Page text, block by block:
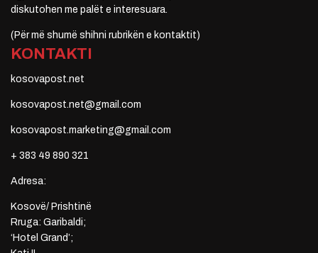
diskutohen me palët e interesuara.
(Për më shumë shihni rubrikën e kontaktit)
KONTAKTI
kosovapost.net
kosovapost.net@gmail.com
kosovapost.marketing@gmail.com
+ 383 49 890 321
Adresa:
Kosovë/ Prishtinë
Rruga: Garibaldi;
‘Hotel Grand’;